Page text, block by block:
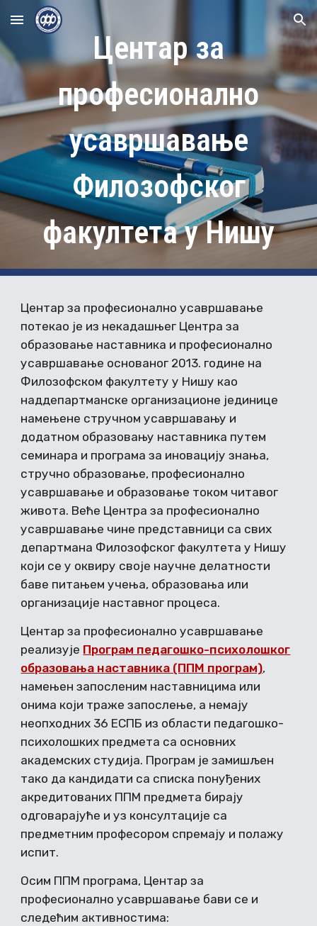
Skip to main content Skip to navigation
Центар за
професионално
усавршавање
Филозофског
факултета у Нишу
Центар за професионално усавршавање
потекао је из некадашњег Центра за
образовање наставника и професионално
усавршавање основаног 2013. године на
Филозофском факултету у Нишу као
наддепартманске организационе јединице
намењене стручном усавршавању и
додатном образовању наставника путем
семинара и програма за иновацију знања,
стручно образовање, професионално
усавршавање и образовање током читавог
живота. Веће Центра за професионално
усавршавање чине представници са свих
департмана Филозофског факултета у Нишу
који се у оквиру своје научне делатности
баве питањем учења, образовања или
организације наставног процеса.
Центар за професионално усавршавање
реализује Програм педагошко-психолошког
образовања наставника (ППМ програм),
намењен запосленим наставницима или
онима који траже запослење, а немају
неопходних 36 ЕСПБ из области педагошко-
психолошких предмета са основних
академских студија. Програм је замишљен
тако да кандидати са списка понуђених
акредитованих ППМ предмета бирају
одговарајуће и уз консултације са
предметним професором спремају и полажу
испит.
Осим ППМ програма, Центар за
професионално усавршавање бави се и
следећим активностима: